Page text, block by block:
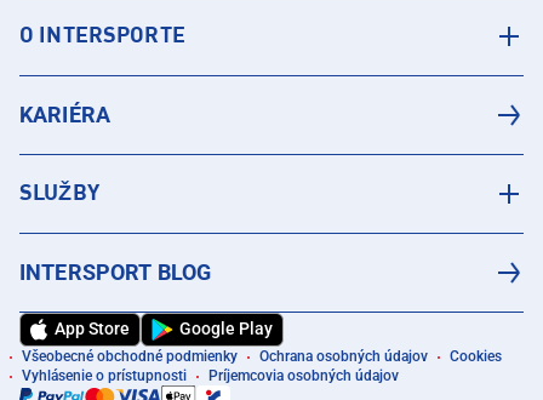
O INTERSPORTE
KARIÉRA
SLUŽBY
INTERSPORT BLOG
App Store Google Play
Všeobecné obchodné podmienky Ochrana osobných údajov
Cookies
Vyhlásenie o prístupnosti
Príjemcovia osobných údajov